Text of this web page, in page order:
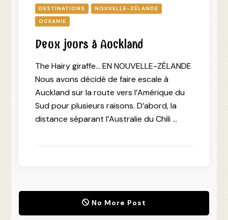
DESTINATIONS
NOUVELLE-ZÉLANDE
OCEANIE
Deux jours à Auckland
The Hairy giraffe… EN NOUVELLE-ZÉLANDE
Nous avons décidé de faire escale à
Auckland sur la route vers l’Amérique du
Sud pour plusieurs raisons. D’abord, la
distance séparant l’Australie du Chili …
No More Post